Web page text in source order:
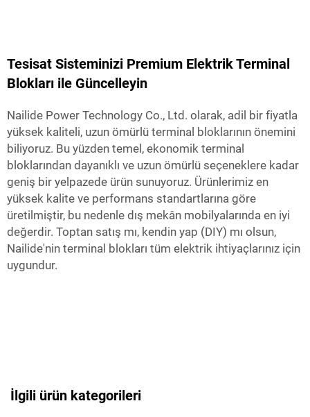
Tesisat Sisteminizi Premium Elektrik Terminal
Blokları ile Güncelleyin
Nailide Power Technology Co., Ltd. olarak, adil bir fiyatla
yüksek kaliteli, uzun ömürlü terminal bloklarının önemini
biliyoruz. Bu yüzden temel, ekonomik terminal
bloklarından dayanıklı ve uzun ömürlü seçeneklere kadar
geniş bir yelpazede ürün sunuyoruz. Ürünlerimiz en
yüksek kalite ve performans standartlarına göre
üretilmiştir, bu nedenle dış mekân mobilyalarında en iyi
değerdir. Toptan satış mı, kendin yap (DIY) mı olsun,
Nailide'nin terminal blokları tüm elektrik ihtiyaçlarınız için
uygundur.
İlgili ürün kategorileri